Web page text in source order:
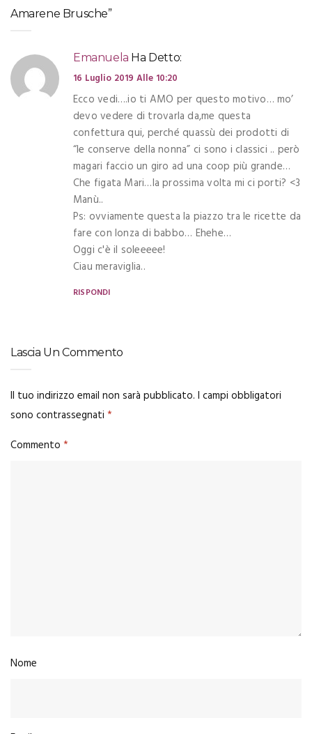
Amarene Brusche”
Emanuela Ha Detto:
16 Luglio 2019 Alle 10:20
Ecco vedi….io ti AMO per questo motivo… mo’
devo vedere di trovarla da,me questa
confettura qui, perché quassù dei prodotti di
“le conserve della nonna” ci sono i classici .. però
magari faccio un giro ad una coop più grande…
Che figata Mari…la prossima volta mi ci porti? <3
Manù..
Ps: ovviamente questa la piazzo tra le ricette da
fare con lonza di babbo… Ehehe…
Oggi c'è il soleeeee!
Ciau meraviglia..
RISPONDI
Lascia Un Commento
Il tuo indirizzo email non sarà pubblicato. I campi obbligatori
sono contrassegnati *
Commento *
Nome